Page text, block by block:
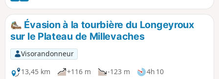
Évasion à la tourbière du Longeyroux
sur le Plateau de Millevaches
Visorandonneur
13,45 km
+116 m -123 m
4h 10